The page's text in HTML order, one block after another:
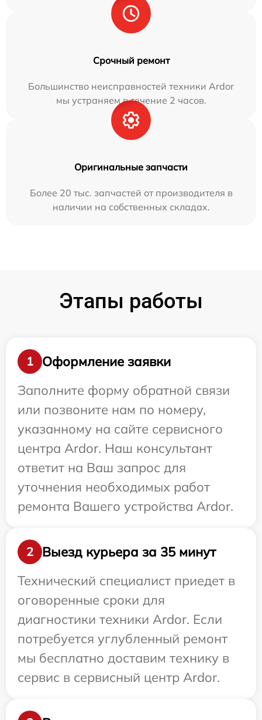
Срочный ремонт
Большинство неисправностей техники Ardor
мы устраняем в течение 2 часов.
Оригинальные запчасти
Более 20 тыс. запчастей от производителя в
наличии на собственных складах.
Этапы работы
1
Оформление заявки
Заполните форму обратной связи
или позвоните нам по номеру,
указанному на сайте сервисного
центра Ardor. Наш консультант
ответит на Ваш запрос для
уточнения необходимых работ
ремонта Вашего устройства Ardor.
2
Выезд курьера за 35 минут
Технический специалист приедет в
оговоренные сроки для
диагностики техники Ardor. Если
потребуется углубленный ремонт
мы бесплатно доставим технику в
сервис в сервисный центр Ardor.